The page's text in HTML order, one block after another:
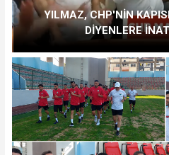
YILMAZ, CHP'NİN
DİYENLERE